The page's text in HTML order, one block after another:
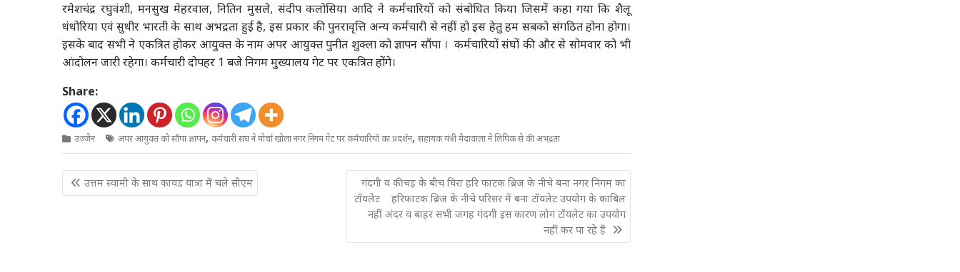
रमेशचंद्र रघुवंशी, मनसुख मेहरवाल, नितिन मुसले, संदीप कलोसिया आदि ने कर्मचारियों को संबोधित किया जिसमें कहा गया कि शैलू
धंधोरिया एवं सुधीर भारती के साथ अभद्रता हुई है, इस प्रकार की पुनरावृत्ति अन्य कर्मचारी से नहीं हो इस हेतु हम सबको संगठित होना होगा।
इसके बाद सभी ने एकत्रित होकर आयुक्त के नाम अपर आयुक्त पुनीत शुक्ला को ज्ञापन सौंपा । कर्मचारियों संघों की और से सोमवार को भी
आंदोलन जारी रहेगा। कर्मचारी दोपहर 1 बजे निगम मुख्यालय गेट पर एकत्रित होंगे।
Share:
उज्जैन अपर आयुक्त को सौंपा ज्ञापन, कर्मचारी संघ ने मोर्चा खोला नगर निगम गेट पर कर्मचारियों का प्रदर्शन, सहायक यंत्री मैदावाला ने लिपिक से की अभद्रता
Post
navigation
उत्तम स्वामी के साथ कावड यात्रा में चले सीएम
गंदगी व कीचड़ के बीच घिरा हरि फाटक ब्रिज के नीचे बना नगर निगम का
टॉयलेट हरिफाटक ब्रिज के नीचे परिसर में बना टॉयलेट उपयोग के काबिल
नहीं अंदर व बाहर सभी जगह गंदगी इस कारण लोग टॉयलेट का उपयोग
नहीं कर पा रहे हैं